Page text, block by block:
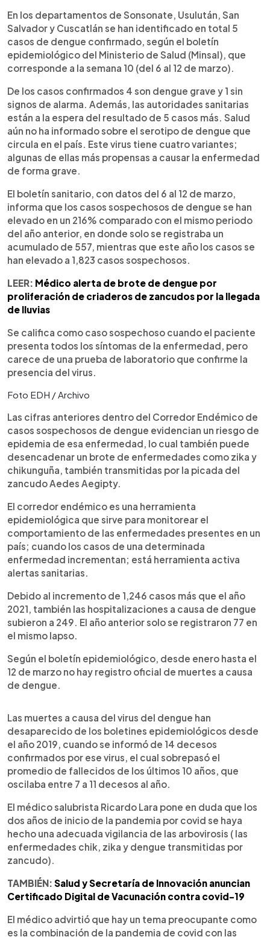
► Escuchar artículo
En los departamentos de Sonsonate, Usulután, San
Salvador y Cuscatlán se han identificado en total 5
casos de dengue confirmado, según el boletín
epidemiológico del Ministerio de Salud (Minsal), que
corresponde a la semana 10 (del 6 al 12 de marzo).
De los casos confirmados 4 son dengue grave y 1 sin
signos de alarma. Además, las autoridades sanitarias
están a la espera del resultado de 5 casos más. Salud
aún no ha informado sobre el serotipo de dengue que
circula en el país. Este virus tiene cuatro variantes;
algunas de ellas más propensas a causar la enfermedad
de forma grave.
El boletín sanitario, con datos del 6 al 12 de marzo,
informa que los casos sospechosos de dengue se han
elevado en un 216% comparado con el mismo periodo
del año anterior, en donde solo se registraba un
acumulado de 557, mientras que este año los casos se
han elevado a 1,823 casos sospechosos.
LEER: Médico alerta de brote de dengue por
proliferación de criaderos de zancudos por la llegada
de lluvias
Se califica como caso sospechoso cuando el paciente
presenta todos los síntomas de la enfermedad, pero
carece de una prueba de laboratorio que confirme la
presencia del virus.
Foto EDH / Archivo
Las cifras anteriores dentro del Corredor Endémico de
casos sospechosos de dengue evidencian un riesgo de
epidemia de esa enfermedad, lo cual también puede
desencadenar un brote de enfermedades como zika y
chikunguña, también transmitidas por la picada del
zancudo Aedes Aegipty.
El corredor endémico es una herramienta
epidemiológica que sirve para monitorear el
comportamiento de las enfermedades presentes en un
país; cuando los casos de una determinada
enfermedad incrementan; está herramienta activa
alertas sanitarias.
Debido al incremento de 1,246 casos más que el año
2021, también las hospitalizaciones a causa de dengue
subieron a 249. El año anterior solo se registraron 77 en
el mismo lapso.
Según el boletín epidemiológico, desde enero hasta el
12 de marzo no hay registro oficial de muertes a causa
de dengue.
Las muertes a causa del virus del dengue han
desaparecido de los boletines epidemiológicos desde
el año 2019, cuando se informó de 14 decesos
confirmados por ese virus, el cual sobrepasó el
promedio de fallecidos de los últimos 10 años, que
oscilaba entre 7 a 11 decesos al año.
El médico salubrista Ricardo Lara pone en duda que los
dos años de inicio de la pandemia por covid se haya
hecho una adecuada vigilancia de las arbovirosis ( las
enfermedades chik, zika y dengue transmitidas por
zancudo).
TAMBIÉN: Salud y Secretaría de Innovación anuncian
Certificado Digital de Vacunación contra covid-19
El médico advirtió que hay un tema preocupante como
es la combinación de la pandemia de covid con las